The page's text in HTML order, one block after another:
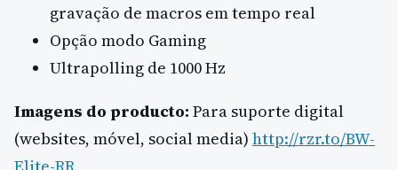
gravação de macros em tempo real
Opção modo Gaming
Ultrapolling de 1000 Hz
Imagens do producto: Para suporte digital
(websites, móvel, social media) http://rzr.to/BW-